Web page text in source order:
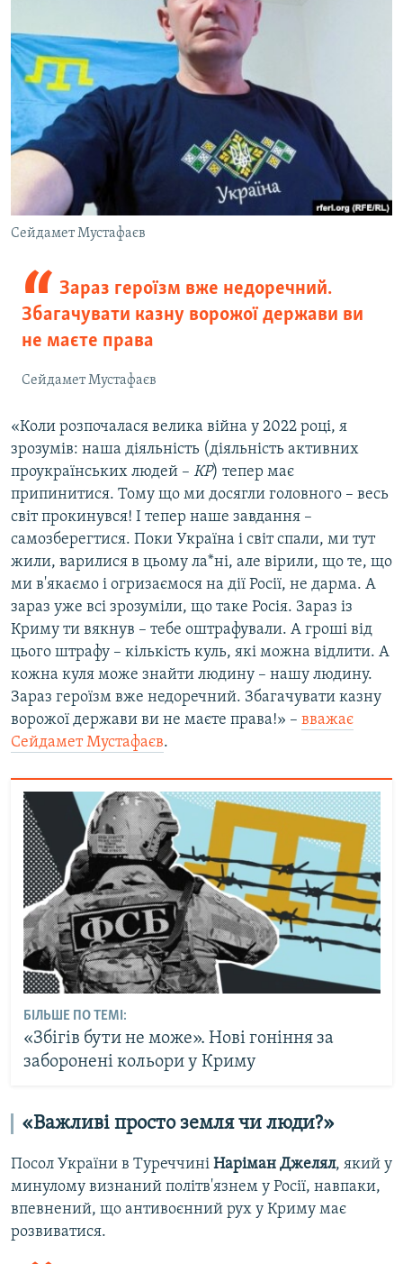
Сейдамет Мустафаєв
Зараз героїзм вже недоречний.
Збагачувати казну ворожої держави ви
не маєте права
Сейдамет Мустафаєв
«Коли розпочалася велика війна у 2022 році, я
зрозумів: наша діяльність (діяльність активних
проукраїнських людей – КР) тепер має
припинитися. Тому що ми досягли головного – весь
світ прокинувся! І тепер наше завдання –
самозберегтися. Поки Україна і світ спали, ми тут
жили, варилися в цьому ла*ні, але вірили, що те, що
ми в'якаємо і огризаємося на дії Росії, не дарма. А
зараз уже всі зрозуміли, що таке Росія. Зараз із
Криму ти вякнув – тебе оштрафували. А гроші від
цього штрафу – кількість куль, які можна відлити. А
кожна куля може знайти людину – нашу людину.
Зараз героїзм вже недоречний. Збагачувати казну
ворожої держави ви не маєте права!» – вважає
Сейдамет Мустафаєв.
БІЛЬШЕ ПО ТЕМІ:
«Збігів бути не може». Нові гоніння за
заборонені кольори у Криму
«Важливі просто земля чи люди?»
Посол України в Туреччині Наріман Джелял, який у
минулому визнаний політв'язнем у Росії, навпаки,
впевнений, що антивоєнний рух у Криму має
розвиватися.